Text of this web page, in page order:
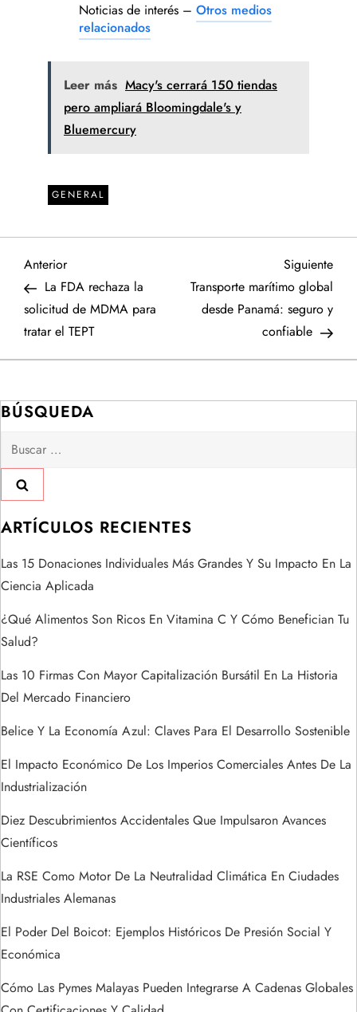
Noticias de interés – Otros medios
relacionados
Leer más Macy's cerrará 150 tiendas
pero ampliará Bloomingdale's y
Bluemercury
GENERAL
N
a
v
g
a
c
i
ó
n
d
e
e
n
t
r
a
d
a
s
Entrada
anterior
Anterior
La FDA rechaza la
solicitud de MDMA para
tratar el TEPT
Siguiente
Transporte marítimo global
desde Panamá: seguro y
confiable
BÚSQUEDA
Buscar:
ARTÍCULOS RECIENTES
Las 15 Donaciones Individuales Más Grandes Y Su Impacto En La
Ciencia Aplicada
¿Qué Alimentos Son Ricos En Vitamina C Y Cómo Benefician Tu
Salud?
Las 10 Firmas Con Mayor Capitalización Bursátil En La Historia
Del Mercado Financiero
Belice Y La Economía Azul: Claves Para El Desarrollo Sostenible
El Impacto Económico De Los Imperios Comerciales Antes De La
Industrialización
Diez Descubrimientos Accidentales Que Impulsaron Avances
Científicos
La RSE Como Motor De La Neutralidad Climática En Ciudades
Industriales Alemanas
El Poder Del Boicot: Ejemplos Históricos De Presión Social Y
Económica
Cómo Las Pymes Malayas Pueden Integrarse A Cadenas Globales